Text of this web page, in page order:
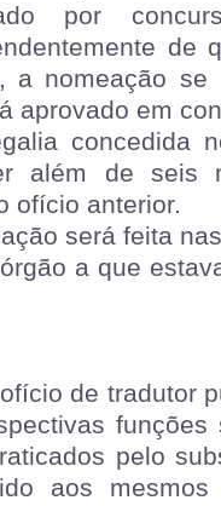
por
de
a nomeação
aprovado em
concedida
além de
ofício anterior.
será feita
a que
de tradutor
pelo
aos